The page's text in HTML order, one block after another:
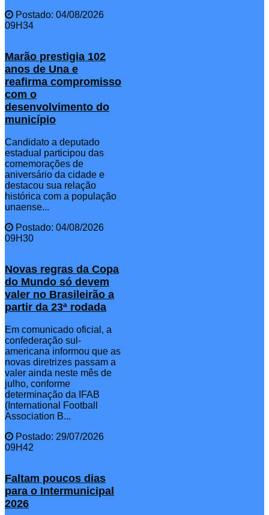
Postado: 04/08/2026
09H34
Marão prestigia 102
anos de Una e
reafirma compromisso
com o
desenvolvimento do
município
Candidato a deputado
estadual participou das
comemorações de
aniversário da cidade e
destacou sua relação
histórica com a população
unaense...
Postado: 04/08/2026
09H30
Novas regras da Copa
do Mundo só devem
valer no Brasileirão a
partir da 23ª rodada
Em comunicado oficial, a
confederação sul-
americana informou que as
novas diretrizes passam a
valer ainda neste mês de
julho, conforme
determinação da IFAB
(International Football
Association B...
Postado: 29/07/2026
09H42
Faltam poucos dias
para o Intermunicipal
2026